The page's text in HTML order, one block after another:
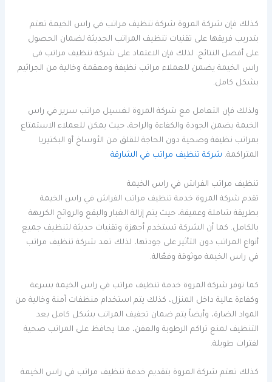
كذلك فإن شركة المروة شركة تنظيف مراتب في راس الخيمة تهتم
بتدريب فريقها على تقنيات تنظيف المراتب الحديثة لضمان الحصول
على أفضل النتائج. لذلك فإن الاعتماد على شركة تنظيف مراتب في
راس الخيمة يضمن للعملاء مراتب نظيفة ومعقمة وخالية من الجراثيم
بشكل كامل.
ولذلك فإن التعامل مع شركة المروة لغسيل مراتب سرير في راس
الخيمة يضمن الجودة والكفاءة والراحة، حيث يمكن للعملاء الاستمتاع
بمراتب نظيفة وصحية دون الحاجة للقلق من الأوساخ أو البكتيريا
المتراكمة. شركة تنظيف مراتب في الشارقة
تنظيف مراتب الفراش في راس الخيمة
تقدم شركة المروة خدمة تنظيف مراتب الفراش في راس الخيمة
بطريقة شاملة وعميقة، حيث يتم إزالة الغبار والبقع والروائح الكريهة
بالكامل. كما أن الشركة تستخدم أجهزة وتقنيات حديثة لتنظيف جميع
أنواع المراتب دون التأثير على جودتها، لذلك تعد شركة تنظيف مراتب
في راس الخيمة موثوقة وفعّالة.
كما توفر شركة المروة خدمة تنظيف مراتب في راس الخيمة بسرعة
وكفاءة عالية داخل المنزل، كذلك يتم استخدام منظفات آمنة وخالية من
المواد الضارة، وأيضاً يتم ضمان تجفيف المراتب بشكل كامل بعد
التنظيف لمنع تراكم الرطوبة والعفن، مما يحافظ على المراتب صحية
لفترات طويلة.
كذلك تهتم شركة المروة بتقديم خدمة تنظيف مراتب في راس الخيمة